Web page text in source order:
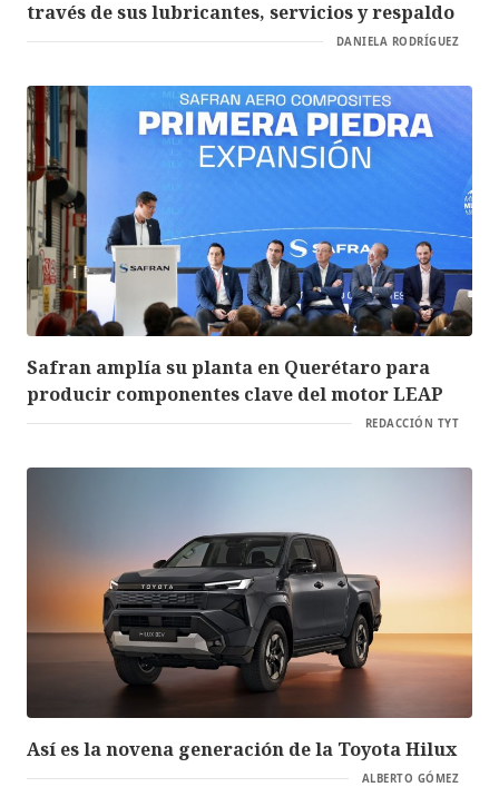
través de sus lubricantes, servicios y respaldo
DANIELA RODRÍGUEZ
Safran amplía su planta en Querétaro para
producir componentes clave del motor LEAP
REDACCIÓN TYT
Así es la novena generación de la Toyota Hilux
ALBERTO GÓMEZ